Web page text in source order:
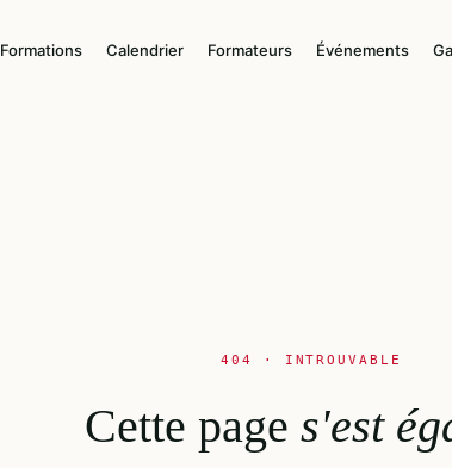
Formations Calendrier Formateurs Événements
404 · INTROUVABLE
Cette page s'est